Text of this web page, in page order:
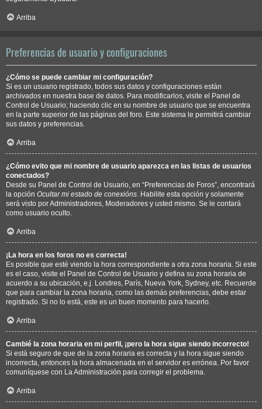
Arriba
Preferencias de usuario y configuraciones
¿Cómo se puede cambiar mi configuración?
Si es un usuario registrado, todos sus datos y configuraciones están
archivados en nuestra base de datos. Para modificarlos, visite el Panel de
Control de Usuario; haciendo clic en su nombre de usuario que se encuentra
en la parte superior de las páginas del foro. Este sistema le permitirá cambiar
sus datos y preferencias.
Arriba
¿Cómo evito que mi nombre de usuario aparezca en las listas de usuarios
conectados?
Desde su Panel de Control de Usuario, en “Preferencias de Foros”, encontrará
la opción Ocultar mi estado de conexións . Habilite esta opción y solamente
será visto por Administradores, Moderadores y usted mismo. Se le contará
como usuario oculto.
Arriba
¡La hora en los foros no es correcta!
Es posible que esté viendo la hora correspondiente a otra zona horaria. Si este
es el caso, visite el Panel de Control de Usuario y defina su zona horaria de
acuerdo a su ubicación, e.j. Londres, París, Nueva York, Sydney, etc. Recuerde
que para cambiar la zona horaria, como las demás preferencias, debe estar
registrado. Si no lo está, este es un buen momento para hacerlo.
Arriba
Cambié la zona horaria en mi perfil, ¡pero la hora sigue siendo incorrecto!
Si está seguro de que de la zona horaria es correcta y la hora sigue siendo
incorrecta, entonces la hora almacenada en el servidor es errónea. Por favor
comuníquese con La Administración para corregir el problema.
Arriba